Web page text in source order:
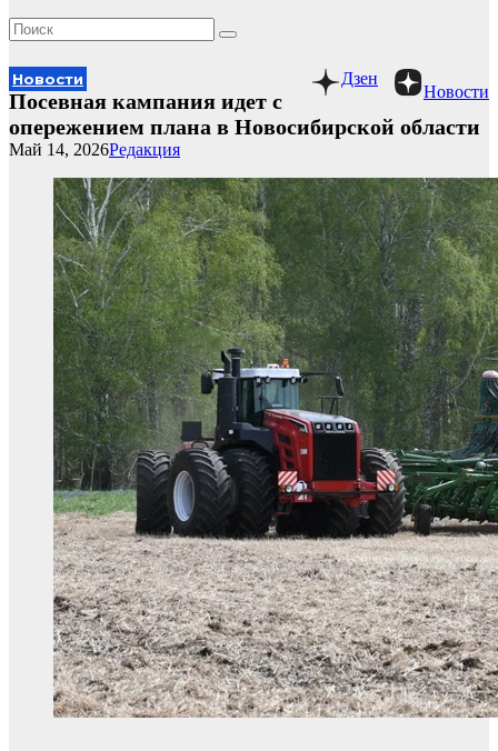
Новости
Дзен
Новости
Посевная кампания идет с
опережением плана в Новосибирской области
Редакция
Май 14, 2026